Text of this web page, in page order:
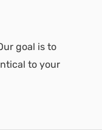
goal is to
to your